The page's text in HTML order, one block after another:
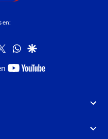
en:
twitterwhatsapp
google
youtube-